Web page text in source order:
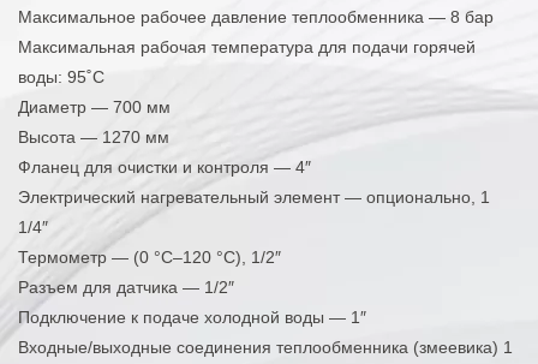
Максимальное рабочее давление теплообменника — 8 бар
Максимальная рабочая температура для подачи горячей
воды: 95˚C
Диаметр — 700 мм
Высота — 1270 мм
Фланец для очистки и контроля — 4″
Электрический нагревательный элемент — опционально, 1
1/4″
Термометр — (0 °C–120 °C), 1/2″
Разъем для датчика — 1/2″
Подключение к подаче холодной воды — 1″
Входные/выходные соединения теплообменника (змеевика) 1